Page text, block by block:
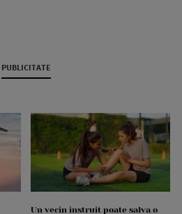
PUBLICITATE
Un vecin instruit poate salva o